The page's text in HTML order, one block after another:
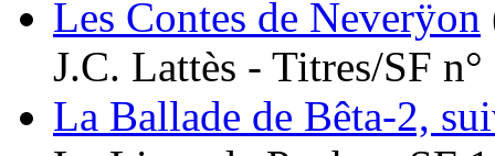
Les Contes de Neverÿon
J.C. Lattès - Titres/SF
La Ballade de Bêta-2,